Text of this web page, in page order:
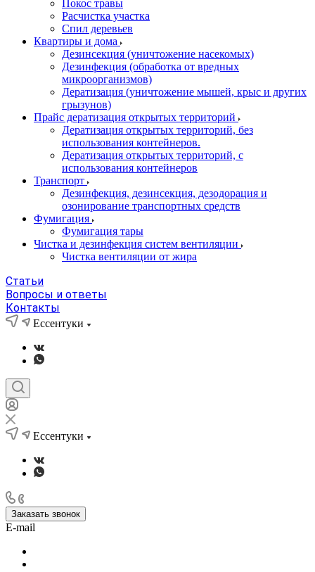
Покос травы
Расчистка участка
Спил деревьев
Квартиры и дома
Дезинсекция (уничтожение насекомых)
Дезинфекция (обработка от вредных
микроорганизмов)
Дератизация (уничтожение мышей, крыс и других
грызунов)
Прайс дератизация открытых территорий
Дератизация открытых территорий, без
использования контейнеров.
Дератизация открытых территорий, с
использования контейнеров
Транспорт
Дезинфекция, дезинсекция, дезодорация и
озонирование транспортных средств
Фумигация
Фумигация тары
Чистка и дезинфекция систем вентиляции
Чистка вентиляции от жира
Статьи
Вопросы и ответы
Контакты
Ессентуки
Ессентуки
Заказать звонок
E-mail